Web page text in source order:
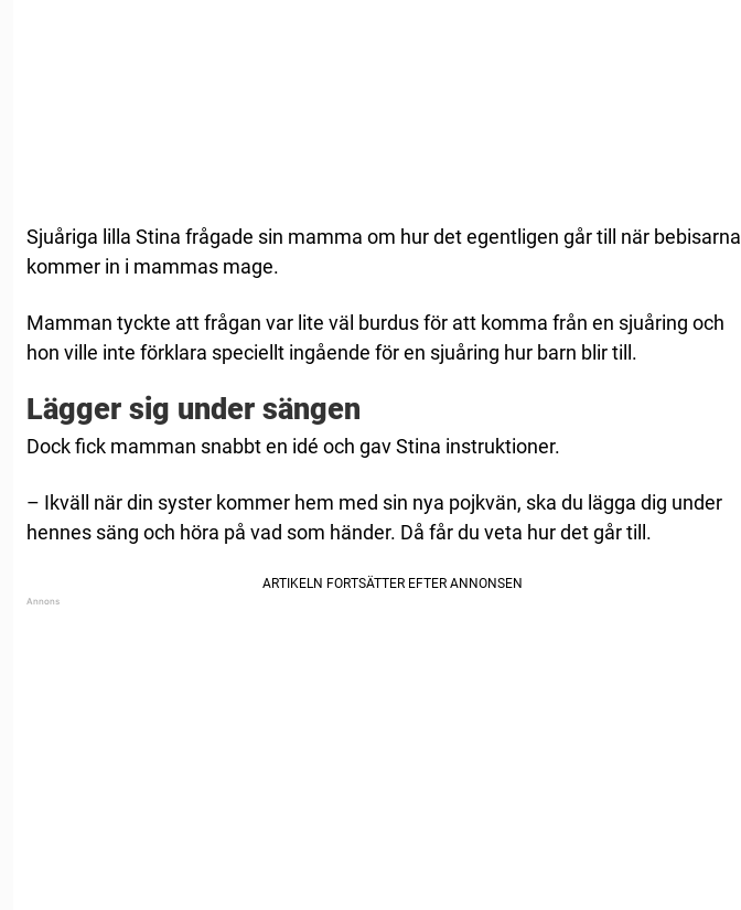
Sjuåriga lilla Stina frågade sin mamma om hur det egentligen går till när bebisarna
kommer in i mammas mage.
Mamman tyckte att frågan var lite väl burdus för att komma från en sjuåring och
hon ville inte förklara speciellt ingående för en sjuåring hur barn blir till.
Lägger sig under sängen
Dock fick mamman snabbt en idé och gav Stina instruktioner.
– Ikväll när din syster kommer hem med sin nya pojkvän, ska du lägga dig under
hennes säng och höra på vad som händer. Då får du veta hur det går till.